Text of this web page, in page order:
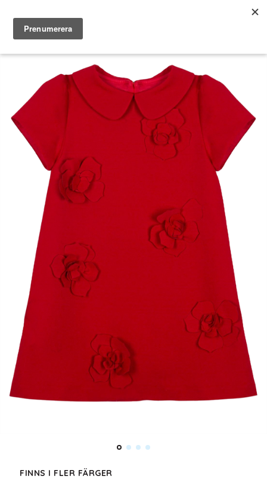
FINNS I FLER FÄRGER